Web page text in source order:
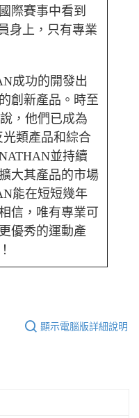
際賽事中看到
身上，只有專業
成功的開發出
創新產品。時至
，他們已成為
光類產品和綜合
並持續
大其產品的市場
能在短短幾年
信，唯有專業可
優秀的運動產
顯示電腦版詳細說明